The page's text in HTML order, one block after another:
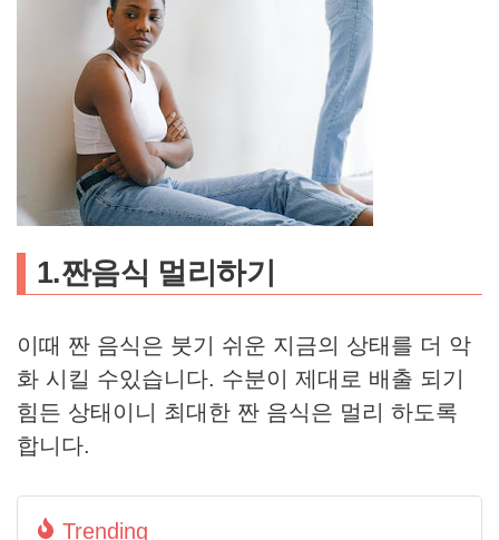
1.짠음식 멀리하기
이때 짠 음식은 붓기 쉬운 지금의 상태를 더 악
화 시킬 수있습니다. 수분이 제대로 배출 되기
힘든 상태이니 최대한 짠 음식은 멀리 하도록
합니다.
Trending